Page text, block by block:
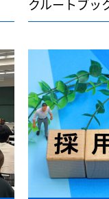
クルートブッ